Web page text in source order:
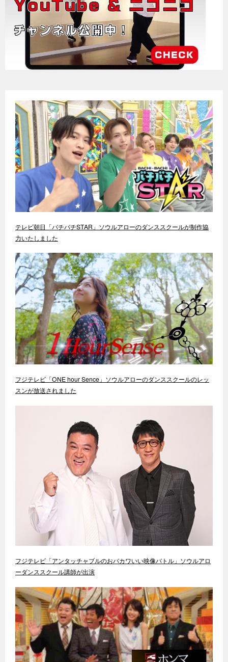
テレビ朝日「バチバチSTAR」ソウルアローのダンススクールが制作協
力いたしました
フジテレビ「ONE hour Sence」ソウルアローのダンススクールのレッ
スンが放送されました
フジテレビ「アンタッチャブルのおバカワいい映像バトル」ソウルアロ
ーダンススクール講師が出演